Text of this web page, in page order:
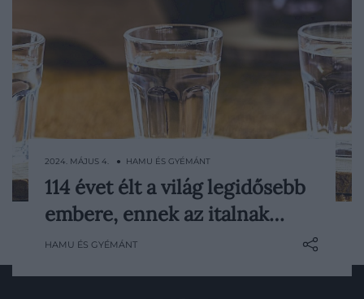
A világ legidősebb embere, a venezuelai
Juan Vicente Pérez Mora egy hónappal a
115. születésnapja előtt hunyt el. Hosszú
életét elmondása szerint egy dél-amerikai
italfajtának, az aguardientének is
2024. MÁJUS 4. ● HAMU ÉS GYÉMÁNT
114 évet élt a világ legidősebb
embere, ennek az italnak…
HAMU ÉS GYÉMÁNT